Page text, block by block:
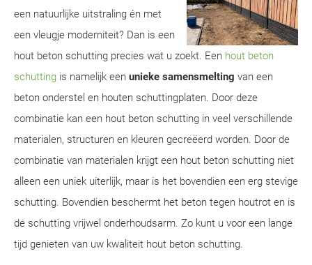
een natuurlijke uitstraling én met
een vleugje moderniteit? Dan is een
hout beton schutting precies wat u zoekt. Een hout beton
schutting is namelijk een unieke samensmelting van een
beton onderstel en houten schuttingplaten. Door deze
combinatie kan een hout beton schutting in veel verschillende
materialen, structuren en kleuren gecreëerd worden. Door de
combinatie van materialen krijgt een hout beton schutting niet
alleen een uniek uiterlijk, maar is het bovendien een erg stevige
schutting. Bovendien beschermt het beton tegen houtrot en is
de schutting vrijwel onderhoudsarm. Zo kunt u voor een lange
tijd genieten van uw kwaliteit hout beton schutting.